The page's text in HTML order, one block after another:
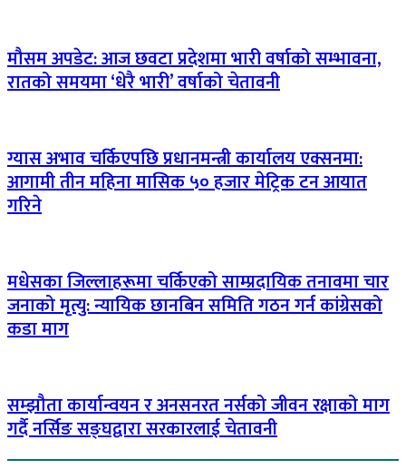
मौसम अपडेट: आज छवटा प्रदेशमा भारी वर्षाको सम्भावना,
रातको समयमा ‘धेरै भारी’ वर्षाको चेतावनी
ग्यास अभाव चर्किएपछि प्रधानमन्त्री कार्यालय एक्सनमा:
आगामी तीन महिना मासिक ५० हजार मेट्रिक टन आयात
गरिने
मधेसका जिल्लाहरूमा चर्किएको साम्प्रदायिक तनावमा चार
जनाको मृत्यु: न्यायिक छानबिन समिति गठन गर्न कांग्रेसको
कडा माग
सम्झौता कार्यान्वयन र अनसनरत नर्सको जीवन रक्षाको माग
गर्दै नर्सिङ सङ्घद्वारा सरकारलाई चेतावनी